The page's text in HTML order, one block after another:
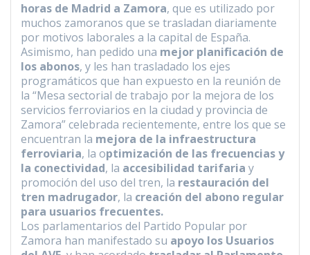
horas de Madrid a Zamora, que es utilizado por
muchos zamoranos que se trasladan diariamente
por motivos laborales a la capital de España.
Asimismo, han pedido una mejor planificación de
los abonos, y les han trasladado los ejes
programáticos que han expuesto en la reunión de
la “Mesa sectorial de trabajo por la mejora de los
servicios ferroviarios en la ciudad y provincia de
Zamora” celebrada recientemente, entre los que se
encuentran la mejora de la infraestructura
ferroviaria, la optimización de las frecuencias y
la conectividad, la accesibilidad tarifaria y
promoción del uso del tren, la restauración del
tren madrugador, la creación del abono regular
para usuarios frecuentes.
Los parlamentarios del Partido Popular por
Zamora han manifestado su apoyo los Usuarios